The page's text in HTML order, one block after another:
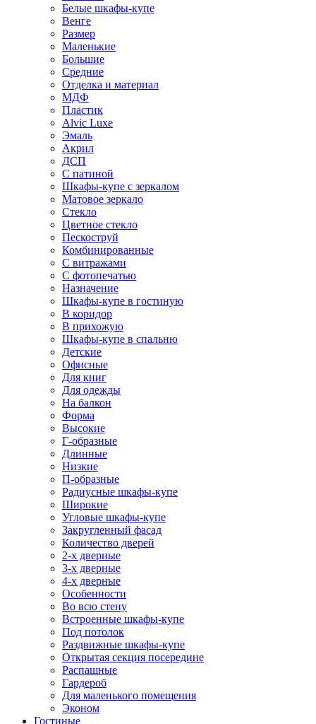
Белые шкафы-купе
Венге
Размер
Маленькие
Большие
Средние
Отделка и материал
МДФ
Пластик
Alvic Luxe
Эмаль
Акрил
ДСП
С патиной
Шкафы-купе с зеркалом
Матовое зеркало
Стекло
Цветное стекло
Пескоструй
Комбинированные
С витражами
С фотопечатью
Назначение
Шкафы-купе в гостиную
В коридор
В прихожую
Шкафы-купе в спальню
Детские
Офисные
Для книг
Для одежды
На балкон
Форма
Высокие
Г-образные
Длинные
Низкие
П-образные
Радиусные шкафы-купе
Широкие
Угловые шкафы-купе
Закругленный фасад
Количество дверей
2-х дверные
3-х дверные
4-х дверные
Особенности
Во всю стену
Встроенные шкафы-купе
Под потолок
Раздвижные шкафы-купе
Открытая секция посередине
Распашные
Гардероб
Для маленького помещения
Эконом
Гостиные